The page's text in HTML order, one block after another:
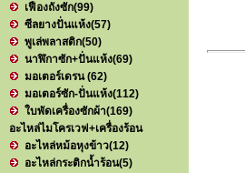
เฟืองถังซัก(99)
ซีลยางปั่นแห้ง(57)
พูเล่พลาสติก(50)
นาฬิกาซัก+ปั่นแห้ง(69)
มอเตอร์เดรน(62)
มอเตอร์ซัก-ปั่นแห้ง(112)
ใบพัดเครื่องซักผ้า(169)
อะไหล่ไมโครเวฟ+เครื่องร้อน
อะไหล่หม้อหุงข้าว(12)
อะไหล่กระติกน้ำร้อน(5)